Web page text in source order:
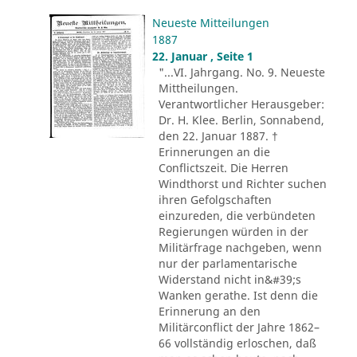
Neueste Mitteilungen
1887
22. Januar , Seite 1
"...VI. Jahrgang. No. 9. Neueste
Mittheilungen.
Verantwortlicher Herausgeber:
Dr. H. Klee. Berlin, Sonnabend,
den 22. Januar 1887. †
Erinnerungen an die
Conflictszeit. Die Herren
Windthorst und Richter suchen
ihren Gefolgschaften
einzureden, die verbündeten
Regierungen würden in der
Militärfrage nachgeben, wenn
nur der parlamentarische
Widerstand nicht in&#39;s
Wanken gerathe. Ist denn die
Erinnerung an den
Militärconflict der Jahre 1862–
66 vollständig erloschen, daß